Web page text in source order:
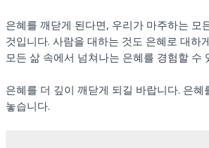
은혜를 깨닫게 된다면, 우리가 마주하는 모
것입니다. 사람을 대하는 것도 은혜로 대하
모든 삶 속에서 넘쳐나는 은혜를 경험할 수
은혜를 더 깊이 깨닫게 되길 바랍니다. 은혜
놓습니다.